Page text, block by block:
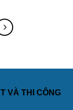
VÀ THI CÔNG